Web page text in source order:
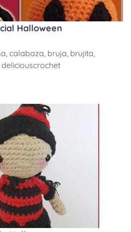
Halloween
, calabaza, bruja, brujita,
deliciouscrochet